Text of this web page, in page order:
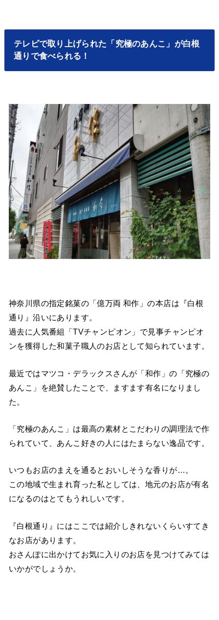
テレビで取り上げられた「究極のあんこ」が白根
通りで食べられる！
神奈川県の指定銘菓の「億万両 和作」の本店は『白根
通り』沿いにあります。
過去に人気番組「TVチャンピオン」で見事チャンピオ
ンを獲得した和菓子職人のお店として知られています。
最近ではマツコ・デラックスさんが「和作」の「究極の
あんこ」を絶賛したことで、ますます有名になりまし
た。
「究極のあんこ」は最高の素材とこだわりの調理法で作
られていて、あんこ好きの人にはたまらない逸品です。
いつもお店のまえを通るとおいしそうな香りが…。
この地域で生まれ育った私としては、地元のお店が有名
になるのはとてもうれしいです。
『白根通り』にはここでは紹介しきれないくらいすてき
なお店があります。
おさんぽに出かけてお気に入りのお店を見つけてみては
いかがでしょうか。